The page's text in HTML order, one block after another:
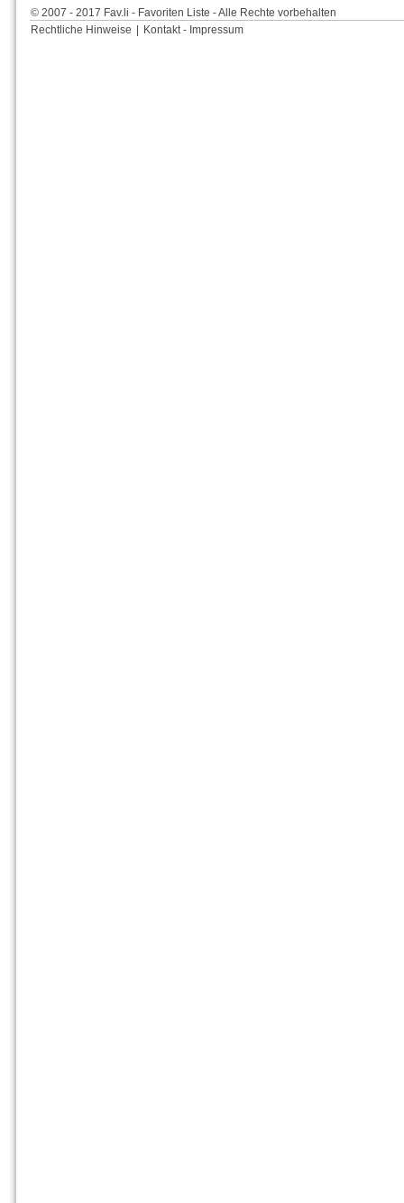
© 2007 - 2017 Fav.li - Favoriten Liste - Alle Rechte vorbehalten
Rechtliche Hinweise
Kontakt - Impressum